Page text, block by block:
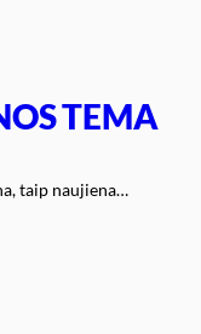
TEMA
taip naujiena…